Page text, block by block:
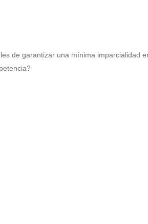
de garantizar una mínima imparcialidad